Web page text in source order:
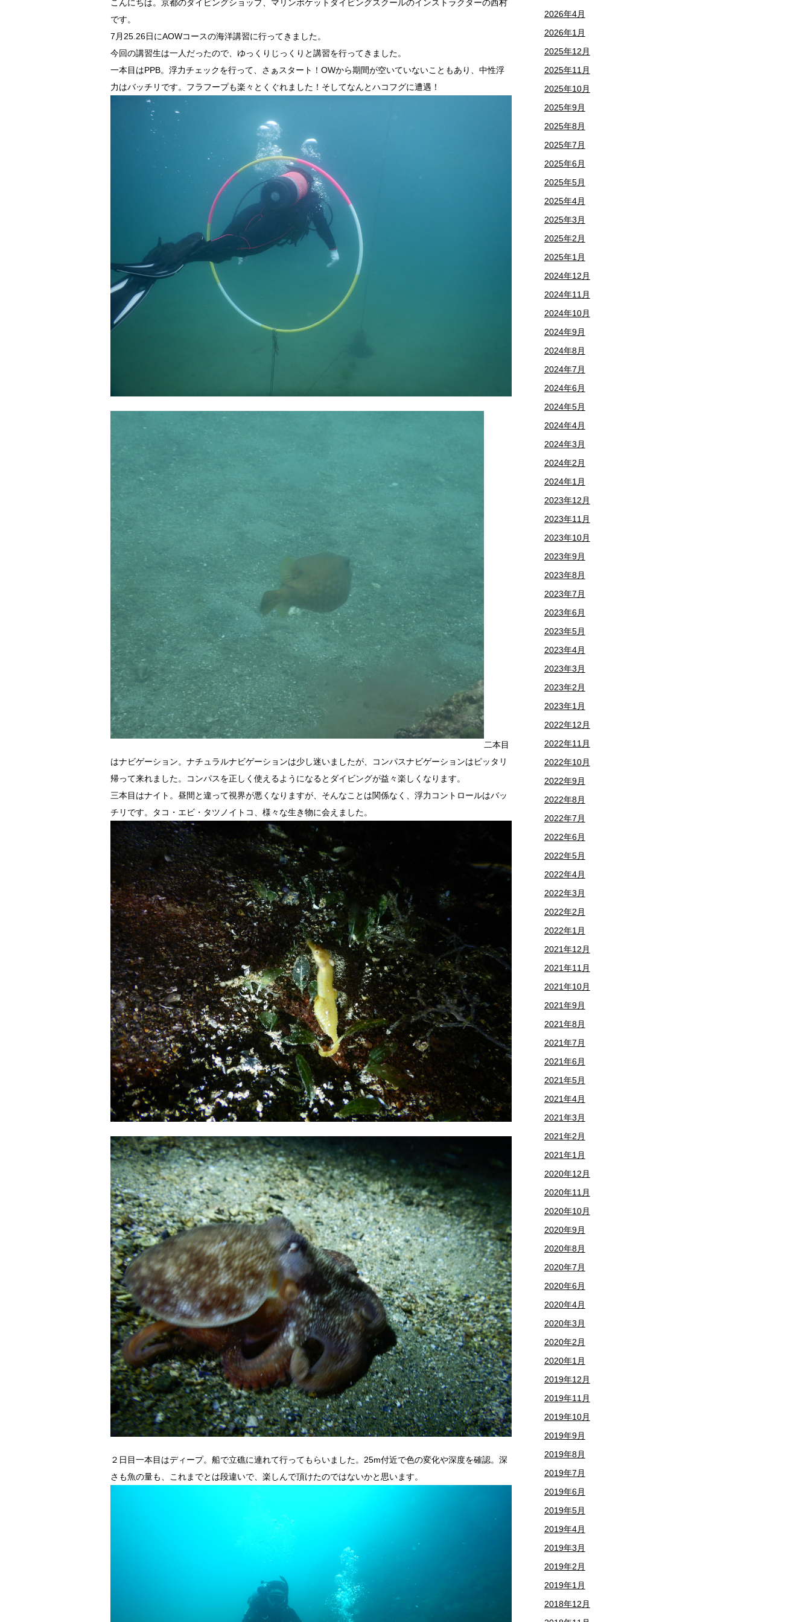
こんにちは。京都のダイビングショップ、マリンポケットダイビングスクールのインストラクターの西村
です。
7月25.26日にAOWコースの海洋講習に行ってきました。
今回の講習生は一人だったので、ゆっくりじっくりと講習を行ってきました。
一本目はPPB。浮力チェックを行って、さぁスタート！OWから期間が空いていないこともあり、中性浮
力はバッチリです。フラフープも楽々とくぐれました！そしてなんとハコフグに遭遇！
二本目
はナビゲーション。ナチュラルナビゲーションは少し迷いましたが、コンパスナビゲーションはピッタリ
帰って来れました。コンパスを正しく使えるようになるとダイビングが益々楽しくなります。
三本目はナイト。昼間と違って視界が悪くなりますが、そんなことは関係なく、浮力コントロールはバッ
チリです。タコ・エビ・タツノイトコ、様々な生き物に会えました。
２日目一本目はディープ。船で立礁に連れて行ってもらいました。25m付近で色の変化や深度を確認。深
さも魚の量も、これまでとは段違いで、楽しんで頂けたのではないかと思います。
2026年4月
2026年1月
2025年12月
2025年11月
2025年10月
2025年9月
2025年8月
2025年7月
2025年6月
2025年5月
2025年4月
2025年3月
2025年2月
2025年1月
2024年12月
2024年11月
2024年10月
2024年9月
2024年8月
2024年7月
2024年6月
2024年5月
2024年4月
2024年3月
2024年2月
2024年1月
2023年12月
2023年11月
2023年10月
2023年9月
2023年8月
2023年7月
2023年6月
2023年5月
2023年4月
2023年3月
2023年2月
2023年1月
2022年12月
2022年11月
2022年10月
2022年9月
2022年8月
2022年7月
2022年6月
2022年5月
2022年4月
2022年3月
2022年2月
2022年1月
2021年12月
2021年11月
2021年10月
2021年9月
2021年8月
2021年7月
2021年6月
2021年5月
2021年4月
2021年3月
2021年2月
2021年1月
2020年12月
2020年11月
2020年10月
2020年9月
2020年8月
2020年7月
2020年6月
2020年4月
2020年3月
2020年2月
2020年1月
2019年12月
2019年11月
2019年10月
2019年9月
2019年8月
2019年7月
2019年6月
2019年5月
2019年4月
2019年3月
2019年2月
2019年1月
2018年12月